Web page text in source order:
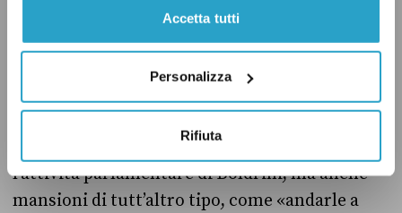
Accetta tutti
Personalizza
Rifiuta
collaboratrice parlamentare di Laura Boldrini,
già presidente della Camera dal 2013 al 2018,
aveva denunciatoa Fatto Quotidiano
Secondo il suo racconto, la collaboratrice
aveva svolto non solo compiti riguardanti
l’attività parlamentare di Boldrini, ma anche
mansioni di tutt’altro tipo, come «andarle a